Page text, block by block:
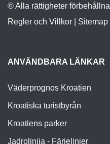
© Alla rättigheter förbehållna
Regler och Villkor
Sitemap
ANVÄNDBARA LÄNKAR
Väderprognos Kroatien
Kroatiska turistbyrån
Kroatiens parker
Jadrolinija - Färjelinjer